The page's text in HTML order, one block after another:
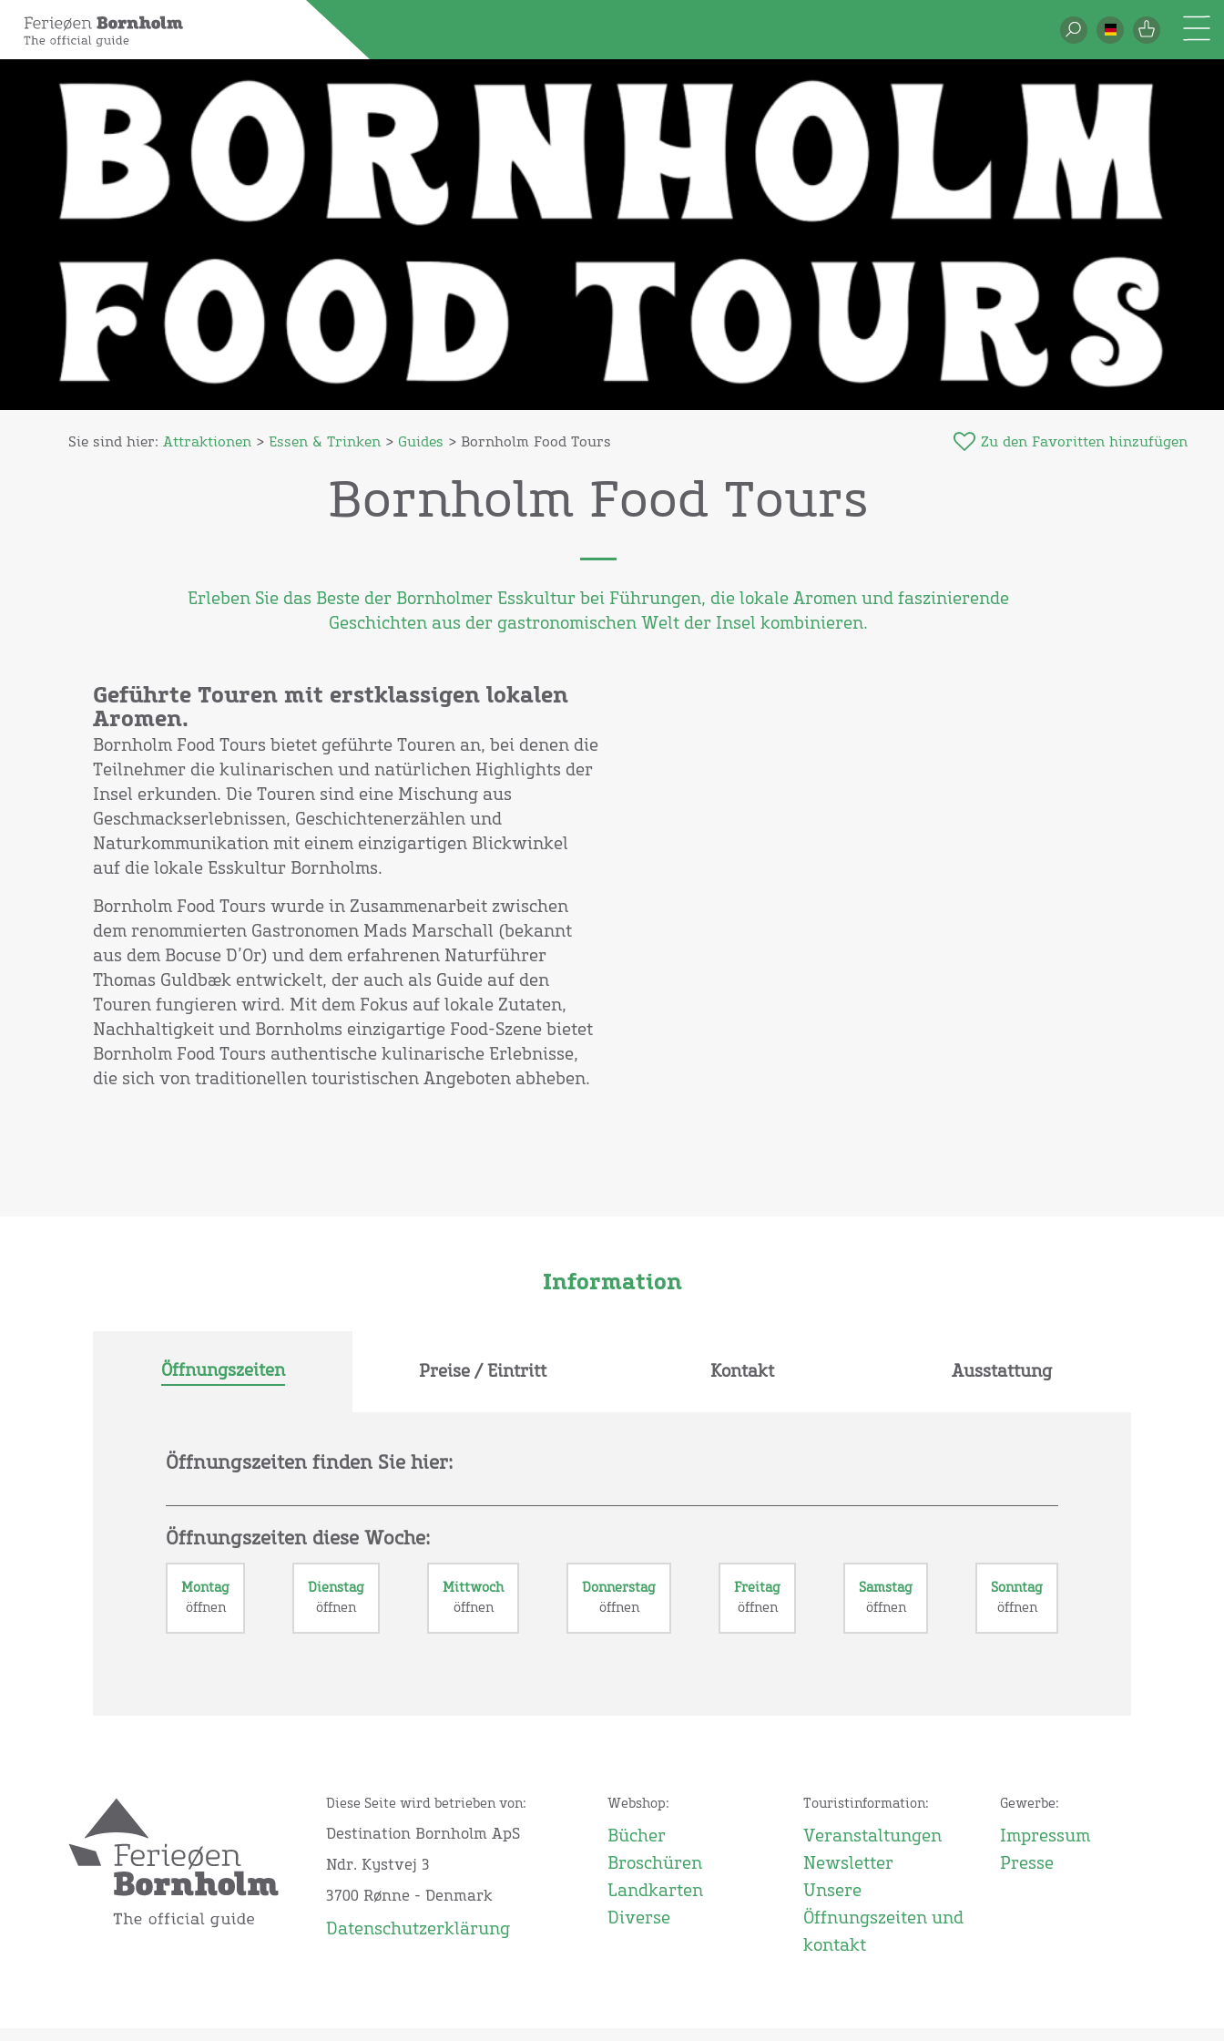
Sie sind hier: Attraktionen > Essen & Trinken > Guides > Bornholm Food Tours Zu den Favoritten hinzufügen
Bornholm Food Tours
Erleben Sie das Beste der Bornholmer Esskultur bei Führungen, die lokale Aromen und faszinierende
Geschichten aus der gastronomischen Welt der Insel kombinieren.
Geführte Touren mit erstklassigen lokalen
Aromen.
Bornholm Food Tours bietet geführte Touren an, bei denen die
Teilnehmer die kulinarischen und natürlichen Highlights der
Insel erkunden. Die Touren sind eine Mischung aus
Geschmackserlebnissen, Geschichtenerzählen und
Naturkommunikation mit einem einzigartigen Blickwinkel
auf die lokale Esskultur Bornholms.
Bornholm Food Tours wurde in Zusammenarbeit zwischen
dem renommierten Gastronomen Mads Marschall (bekannt
aus dem Bocuse D’Or) und dem erfahrenen Naturführer
Thomas Guldbæk entwickelt, der auch als Guide auf den
Touren fungieren wird. Mit dem Fokus auf lokale Zutaten,
Nachhaltigkeit und Bornholms einzigartige Food-Szene bietet
Bornholm Food Tours authentische kulinarische Erlebnisse,
die sich von traditionellen touristischen Angeboten abheben.
Information
Öffnungszeiten Preise / Eintritt Kontakt Ausstattung
Öffnungszeiten finden Sie hier:
Öffnungszeiten diese Woche:
Montag
öffnen
Dienstag
öffnen
Mittwoch
öffnen
Donnerstag
öffnen
Freitag
öffnen
Samstag
öffnen
Sonntag
öffnen
Diese Seite wird betrieben von:
Destination Bornholm ApS
Ndr. Kystvej 3
3700 Rønne - Denmark
Datenschutzerklärung
Webshop:
Bücher
Broschüren
Landkarten
Diverse
Touristinformation:
Veranstaltungen
Newsletter
Unsere
Öffnungszeiten und
kontakt
Gewerbe:
Impressum
Presse